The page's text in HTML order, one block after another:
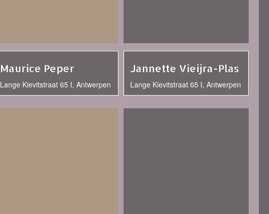
Maurice Peper
Lange Kievitstraat 65 I, Antwerpen
Jannette Vieijra-Plas
Lange Kievitstraat 65 I, Antwerpen